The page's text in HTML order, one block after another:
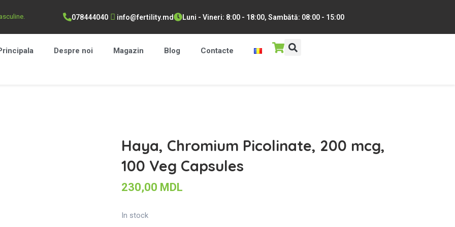
078444040 info@fertility.md Luni - Vineri: 8:00 - 18:00, Sambătă: 08:00 - 15:00
Despre noi Magazin Blog Contacte
Haya, Chromium Picolinate, 200 mcg,
100 Veg Capsules
230,00 MDL
In stock